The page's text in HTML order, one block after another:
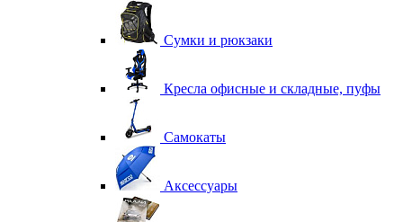
Сумки и рюкзаки
Кресла офисные и складные, пуфы
Самокаты
Аксессуары